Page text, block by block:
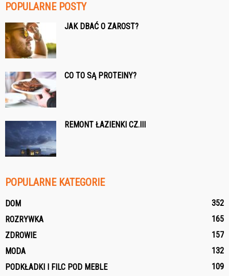
POPULARNE POSTY
JAK DBAĆ O ZAROST?
CO TO SĄ PROTEINY?
REMONT ŁAZIENKI CZ.III
POPULARNE KATEGORIE
DOM
352
ROZRYWKA
165
ZDROWIE
157
MODA
132
PODKŁADKI I FILC POD MEBLE
109